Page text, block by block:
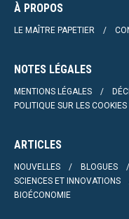
À PROPOS
LE MAÎTRE PAPETIER
NOTES LÉGALES
MENTIONS LÉGALES
POLITIQUE SUR LES COOKIES
ARTICLES
NOUVELLES BLOGUES
SCIENCES ET INNOVATIONS
BIOÉCONOMIE